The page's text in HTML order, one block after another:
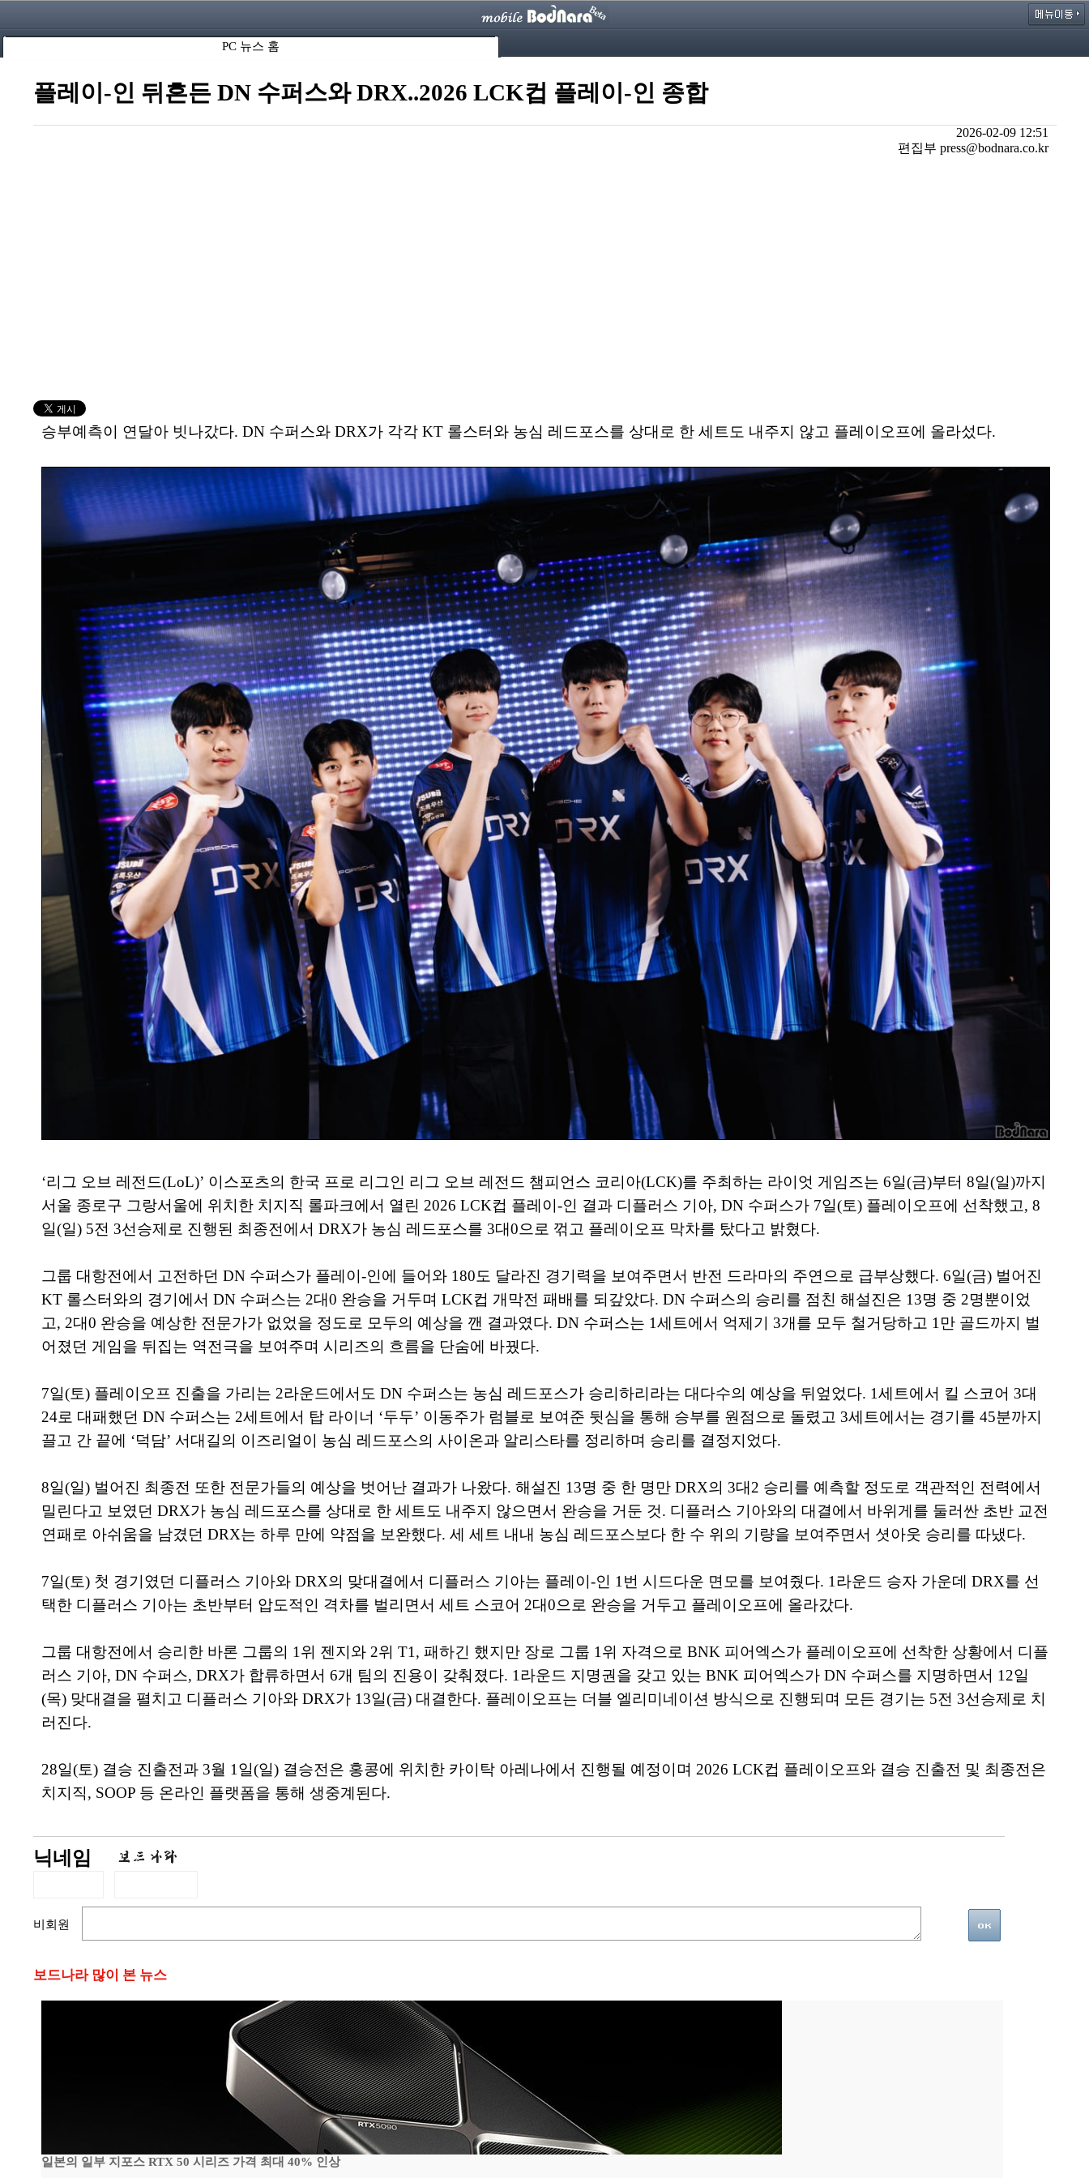
PC 뉴스 홈
플레이-인 뒤흔든 DN 수퍼스와 DRX..2026 LCK컵 플레이-인 종합
2026-02-09 12:51
편집부 press@bodnara.co.kr
승부예측이 연달아 빗나갔다. DN 수퍼스와 DRX가 각각 KT 롤스터와 농심 레드포스를 상대로 한 세트도 내주지 않고 플레이오프에 올라섰다.
‘리그 오브 레전드(LoL)’ 이스포츠의 한국 프로 리그인 리그 오브 레전드 챔피언스 코리아(LCK)를 주최하는 라이엇 게임즈는 6일(금)부터 8일(일)까지
서울 종로구 그랑서울에 위치한 치지직 롤파크에서 열린 2026 LCK컵 플레이-인 결과 디플러스 기아, DN 수퍼스가 7일(토) 플레이오프에 선착했고, 8
일(일) 5전 3선승제로 진행된 최종전에서 DRX가 농심 레드포스를 3대0으로 꺾고 플레이오프 막차를 탔다고 밝혔다.
그룹 대항전에서 고전하던 DN 수퍼스가 플레이-인에 들어와 180도 달라진 경기력을 보여주면서 반전 드라마의 주연으로 급부상했다. 6일(금) 벌어진
KT 롤스터와의 경기에서 DN 수퍼스는 2대0 완승을 거두며 LCK컵 개막전 패배를 되갚았다. DN 수퍼스의 승리를 점친 해설진은 13명 중 2명뿐이었
고, 2대0 완승을 예상한 전문가가 없었을 정도로 모두의 예상을 깬 결과였다. DN 수퍼스는 1세트에서 억제기 3개를 모두 철거당하고 1만 골드까지 벌
어졌던 게임을 뒤집는 역전극을 보여주며 시리즈의 흐름을 단숨에 바꿨다.
7일(토) 플레이오프 진출을 가리는 2라운드에서도 DN 수퍼스는 농심 레드포스가 승리하리라는 대다수의 예상을 뒤엎었다. 1세트에서 킬 스코어 3대
24로 대패했던 DN 수퍼스는 2세트에서 탑 라이너 ‘두두’ 이동주가 럼블로 보여준 뒷심을 통해 승부를 원점으로 돌렸고 3세트에서는 경기를 45분까지
끌고 간 끝에 ‘덕담’ 서대길의 이즈리얼이 농심 레드포스의 사이온과 알리스타를 정리하며 승리를 결정지었다.
8일(일) 벌어진 최종전 또한 전문가들의 예상을 벗어난 결과가 나왔다. 해설진 13명 중 한 명만 DRX의 3대2 승리를 예측할 정도로 객관적인 전력에서
밀린다고 보였던 DRX가 농심 레드포스를 상대로 한 세트도 내주지 않으면서 완승을 거둔 것. 디플러스 기아와의 대결에서 바위게를 둘러싼 초반 교전
연패로 아쉬움을 남겼던 DRX는 하루 만에 약점을 보완했다. 세 세트 내내 농심 레드포스보다 한 수 위의 기량을 보여주면서 셧아웃 승리를 따냈다.
7일(토) 첫 경기였던 디플러스 기아와 DRX의 맞대결에서 디플러스 기아는 플레이-인 1번 시드다운 면모를 보여줬다. 1라운드 승자 가운데 DRX를 선
택한 디플러스 기아는 초반부터 압도적인 격차를 벌리면서 세트 스코어 2대0으로 완승을 거두고 플레이오프에 올라갔다.
그룹 대항전에서 승리한 바론 그룹의 1위 젠지와 2위 T1, 패하긴 했지만 장로 그룹 1위 자격으로 BNK 피어엑스가 플레이오프에 선착한 상황에서 디플
러스 기아, DN 수퍼스, DRX가 합류하면서 6개 팀의 진용이 갖춰졌다. 1라운드 지명권을 갖고 있는 BNK 피어엑스가 DN 수퍼스를 지명하면서 12일
(목) 맞대결을 펼치고 디플러스 기아와 DRX가 13일(금) 대결한다. 플레이오프는 더블 엘리미네이션 방식으로 진행되며 모든 경기는 5전 3선승제로 치
러진다.
28일(토) 결승 진출전과 3월 1일(일) 결승전은 홍콩에 위치한 카이탁 아레나에서 진행될 예정이며 2026 LCK컵 플레이오프와 결승 진출전 및 최종전은
치지직, SOOP 등 온라인 플랫폼을 통해 생중계된다.
닉네임
비회원
보드나라 많이 본 뉴스
일본의 일부 지포스 RTX 50 시리즈 가격 최대 40% 인상